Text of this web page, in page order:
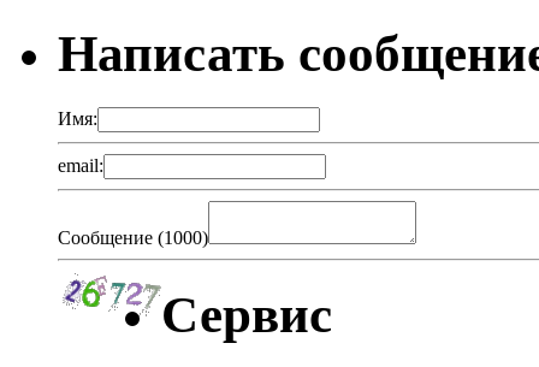
Написать
Имя:
email:
Сообщение (1000)
Сервис